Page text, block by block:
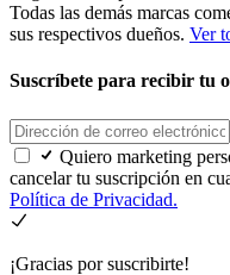
Todas las demás marcas
sus respectivos dueños. Ver
Suscríbete para recibir tu
Quiero marketing
cancelar tu suscripción en
Política de Privacidad.
¡Gracias por suscribirte!